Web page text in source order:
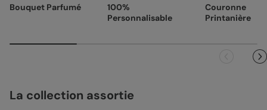
Bouquet Parfumé
100%
Personnalisable
Couronne
Printanière
La collection assortie